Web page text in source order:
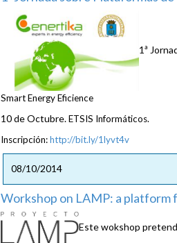
1ª
Smart Energy Eficience
10 de Octubre.ETSIS Informáticos.
Inscripción:http://bit.ly/1lyvt4v
08/10/2014
Workshop on LAMP: a
Este wokshop